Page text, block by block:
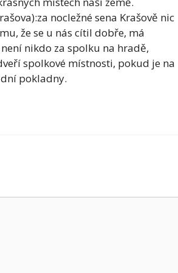
nocležné sena Krašově nic
že se u nás cítil dobře, má
nikdo za spolku na hradě,
spolkové místnosti, pokud je na
pokladny.